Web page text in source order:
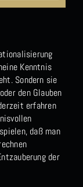
Kenntnis
Sondern sie
den Glauben
erfahren
daß man
der